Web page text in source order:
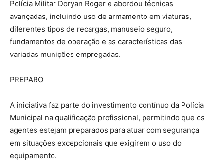
Polícia Militar Doryan Roger e abordou técnicas
avançadas, incluindo uso de armamento em viaturas,
diferentes tipos de recargas, manuseio seguro,
fundamentos de operação e as características das
variadas munições empregadas.
PREPARO
A iniciativa faz parte do investimento contínuo da Polícia
Municipal na qualificação profissional, permitindo que os
agentes estejam preparados para atuar com segurança
em situações excepcionais que exigirem o uso do
equipamento.